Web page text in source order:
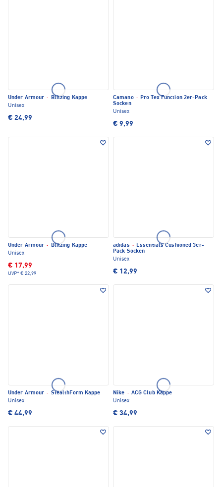
Under Armour ·
Blitzing Kappe
Unisex
€ 24,99
Camano · Pro Tex Function 2er-Pack
Socken
Unisex
€ 9,99
Under Armour ·
Blitzing Kappe
Unisex
€ 17,99
UVP* € 22,99
adidas · Essentials Cushioned 3er-
Pack Socken
Unisex
€ 12,99
Under Armour · StealthForm Kappe
Unisex
€ 44,99
Nike · ACG Club Kappe
Unisex
€ 34,99